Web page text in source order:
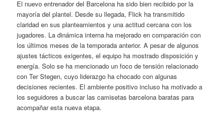
El nuevo entrenador del Barcelona ha sido bien recibido por la
mayoría del plantel. Desde su llegada, Flick ha transmitido
claridad en sus planteamientos y una actitud cercana con los
jugadores. La dinámica interna ha mejorado en comparación con
los últimos meses de la temporada anterior. A pesar de algunos
ajustes tácticos exigentes, el equipo ha mostrado disposición y
energía. Solo se ha mencionado un foco de tensión relacionado
con Ter Stegen, cuyo liderazgo ha chocado con algunas
decisiones recientes. El ambiente positivo incluso ha motivado a
los seguidores a buscar las camisetas barcelona baratas para
acompañar esta nueva etapa.